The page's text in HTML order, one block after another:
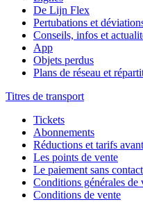
De Lijn Flex
Pertubations et
Conseils, infos et
App
Objets perdus
Plans de réseau et
Titres de transport
Tickets
Abonnements
Réductions et tarifs
Les points de vente
Le paiement sans contact
Conditions générales de
Conditions de vente